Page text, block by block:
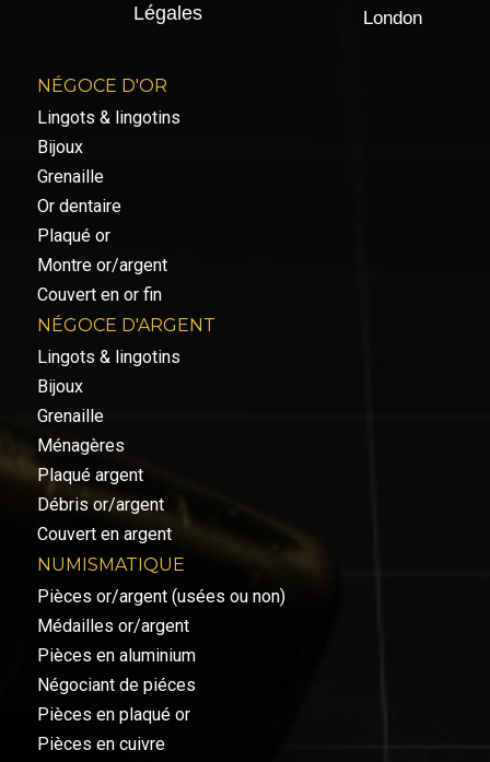
Légales
London
NÉGOCE D'OR
Lingots & lingotins
Bijoux
Grenaille
Or dentaire
Plaqué or
Montre or/argent
Couvert en or fin
NÉGOCE D'ARGENT
Lingots & lingotins
Bijoux
Grenaille
Ménagères
Plaqué argent
Débris or/argent
Couvert en argent
NUMISMATIQUE
Pièces or/argent (usées ou non)
Médailles or/argent
Pièces en aluminium
Négociant de piéces
Pièces en plaqué or
Pièces en cuivre